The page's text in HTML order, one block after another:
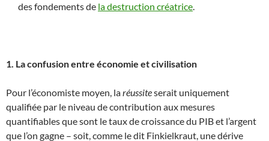
des fondements de la destruction créatrice
1. La confusion entre économie et civilisation
Pour l’économiste moyen, laréussiteserait uniquement
qualifiée par le niveau de contribution aux mesures
quantifiables que sont le taux de croissance du PIB et l’argent
que l’on gagne – soit, comme le dit Finkielkraut, une dérive